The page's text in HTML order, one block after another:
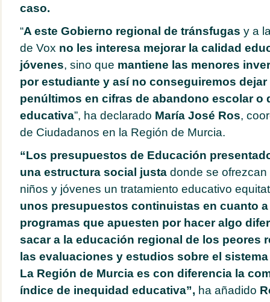
caso.
“A este Gobierno regional de tránsfugas y a
de Vox no les interesa mejorar la calidad
jóvenes, sino que mantiene las menores
por estudiante y así no conseguiremos dejar
penúltimos en cifras de abandono escolar o
educativa”, ha declarado María José Ros,
de Ciudadanos en la Región de Murcia.
“Los presupuestos de Educación
una estructura social justadonde se ofrezcan
niños y jóvenes un tratamiento educativo
unos presupuestos continuistas en cuanto
programas que apuesten por hacer algo
sacar a la educación regional de los peores
las evaluaciones y estudios sobre el
La Región de Murcia es con diferencia la
índice de inequidad educativa”, ha añadido